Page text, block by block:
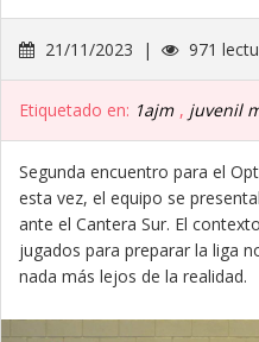
21/11/2023 | 971
Etiquetado en: 1ajm , juvenil
Segunda encuentro para el
esta vez, el equipo se
ante el Cantera Sur. El
jugados para preparar la liga
nada más lejos de la realidad.